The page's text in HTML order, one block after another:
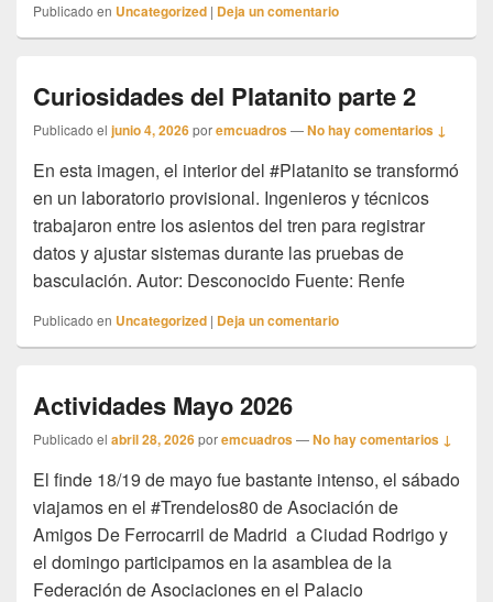
Publicado en Uncategorized | Deja un comentario
Curiosidades del Platanito parte 2
Publicado el junio 4, 2026poremcuadros—No hay comentarios ↓
En esta imagen, el interior del #Platanito se transformó
en un laboratorio provisional. Ingenieros y técnicos
trabajaron entre los asientos del tren para registrar
datos y ajustar sistemas durante las pruebas de
basculación. Autor: Desconocido Fuente: Renfe
Publicado en Uncategorized | Deja un comentario
Actividades Mayo 2026
Publicado el abril 28, 2026poremcuadros—No hay comentarios ↓
El finde 18/19 de mayo fue bastante intenso, el sábado
viajamos en el #Trendelos80 de Asociación de
Amigos De Ferrocarril de Madrid a Ciudad Rodrigo y
el domingo participamos en la asamblea de la
Federación de Asociaciones en el Palacio